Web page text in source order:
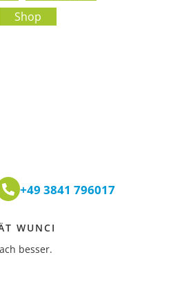
Shop
+49 3841 796017
WUNCI
besser.